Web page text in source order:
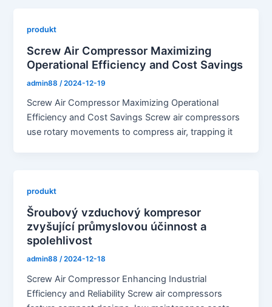
produkt
Screw Air Compressor Maximizing
Operational Efficiency and Cost Savings
admin88 /2024-12-19
Screw Air Compressor Maximizing Operational
Efficiency and Cost Savings Screw air compressors
use rotary movements to compress air, trapping it
produkt
Šroubový vzduchový kompresor
zvyšující průmyslovou účinnost a
spolehlivost
admin88/2024-12-18
Screw Air Compressor Enhancing Industrial
Efficiency and Reliability Screw air compressors